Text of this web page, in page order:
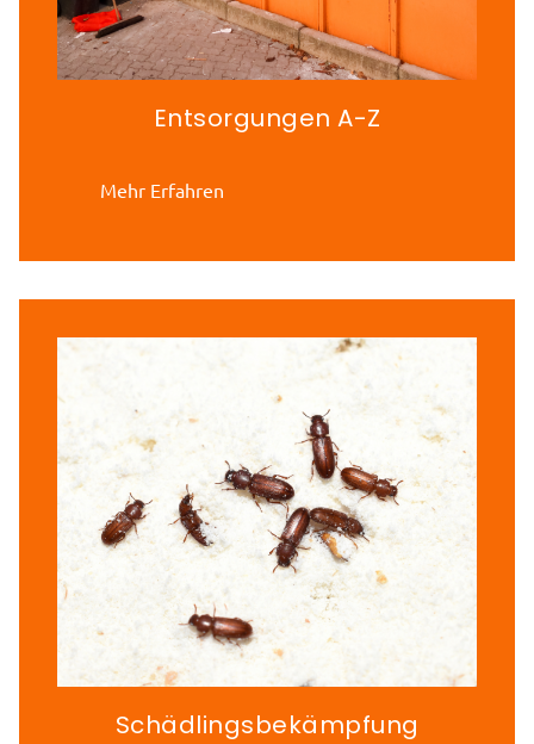
Entsorgungen A-Z
Mehr Erfahren
Schädlingsbekämpfung